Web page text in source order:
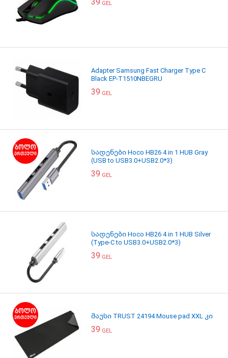
GEL
Adapter Samsung Fast Charger Type C
Black EP-T1510NBEGRU
39 GEL
სადენები Hoco HB26 4 in 1 HUB Gray
(USB to USB3.0+USB2.0*3)
39 GEL
სადენები Hoco HB26 4 in 1 HUB Silver
(Type-C to USB3.0+USB2.0*3)
39 GEL
მაუსი TRUST 24194 Mouse pad XXL კი
39 GEL